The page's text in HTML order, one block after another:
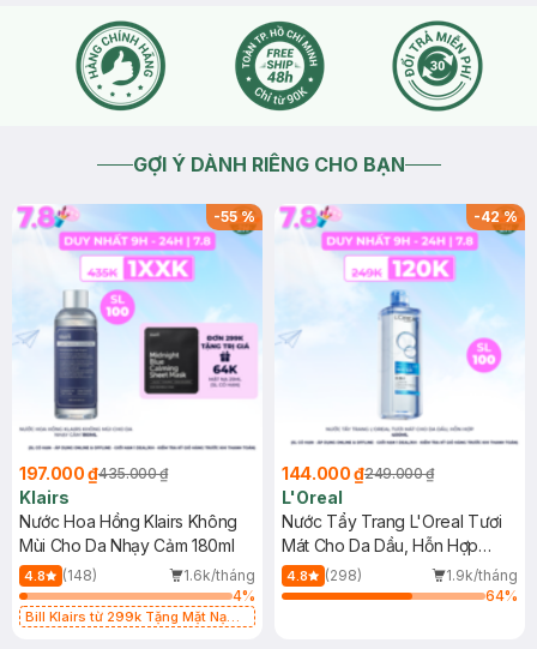
GỢI Ý DÀNH RIÊNG CHO BẠN
-55%
197.000 ₫435.000 ₫
Klairs
Nước Hoa Hồng Klairs Không
Mùi Cho Da Nhạy Cảm 180ml
4.8 (148)
1.6k/tháng
4%
Bill Klairs từ 299k Tặng Mặt Nạ
-42%
144.000 ₫249.000 ₫
L'Oreal
Nước Tẩy Trang L'Oreal Tươi
Mát Cho Da Dầu, Hỗn Hợp
400ml
4.8 (298)
1.9k/tháng
64%